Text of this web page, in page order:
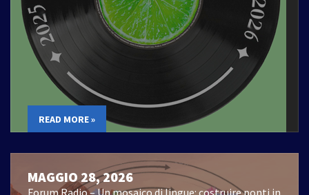
READ MORE »
MAGGIO 28, 2026
Forum Radio – Un mosaico di lingue: costruire ponti in